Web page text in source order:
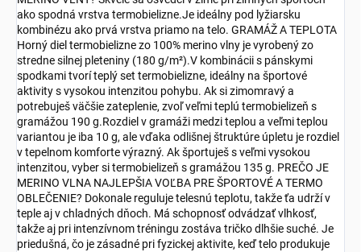
ako spodná vrstva termobielizne.Je ideálny pod lyžiarsku
kombinézu ako prvá vrstva priamo na telo. GRAMÁŽ A TEPLOTA
Horný diel termobielizne zo 100% merino vlny je vyrobený zo
stredne silnej pleteniny (180 g/m²).V kombinácii s pánskymi
spodkami tvorí teplý set termobielizne, ideálny na športové
aktivity s vysokou intenzitou pohybu. Ak si zimomravý a
potrebuješ väčšie zateplenie, zvoľ veľmi teplú termobielizeň s
gramážou 190 g.Rozdiel v gramáži medzi teplou a veľmi teplou
variantou je iba 10 g, ale vďaka odlišnej štruktúre úpletu je rozdiel
v tepelnom komforte výrazný. Ak športuješ s veľmi vysokou
intenzitou, vyber si termobielizeň s gramážou 135 g. PREČO JE
MERINO VLNA NAJLEPŠIA VOĽBA PRE ŠPORTOVÉ A TERMO
OBLEČENIE? Dokonale reguluje telesnú teplotu, takže ťa udrží v
teple aj v chladných dňoch. Má schopnosť odvádzať vlhkosť,
takže aj pri intenzívnom tréningu zostáva tričko dlhšie suché. Je
priedušná, čo je zásadné pri fyzickej aktivite, keď telo produkuje